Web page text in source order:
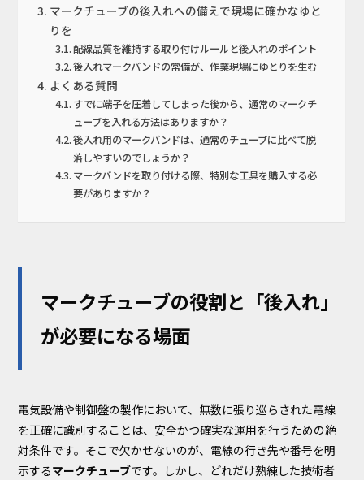
マークチューブの後入れへの備えで現場に確かなゆと
りを
配線品質を維持する取り付けルールと後入れのポイント
後入れマークバンドの常備が、作業現場にゆとりを生む
よくある質問
すでに端子を圧着してしまった後から、通常のマークチ
ューブを入れる方法はありますか？
後入れ用のマークバンドは、通常のチューブに比べて脱
落しやすいのでしょうか？
マークバンドを取り付ける際、特別な工具を購入する必
要がありますか？
マークチューブの役割と「後入れ」
が必要になる場面
電気設備や制御盤の製作において、無数に張り巡らされた電線
を正確に識別することは、安全かつ確実な運用を行うための絶
対条件です。そこで欠かせないのが、電線の行き先や番号を明
示するマークチューブです。しかし、どれだけ熟練した技術者